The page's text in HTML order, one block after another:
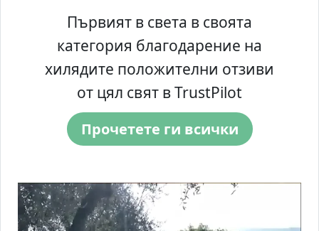
Първият в света в своята
категория благодарение на
хилядите положителни отзиви
от цял свят в TrustPilot
Прочетете ги всички